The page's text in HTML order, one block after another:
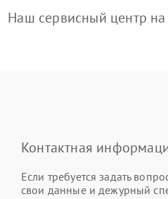
Наш сервисный центр
Контактная
Если требуется задать
свои данные и дежурный